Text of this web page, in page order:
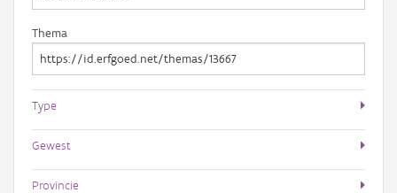
Thema
Type
Gewest
Provincie